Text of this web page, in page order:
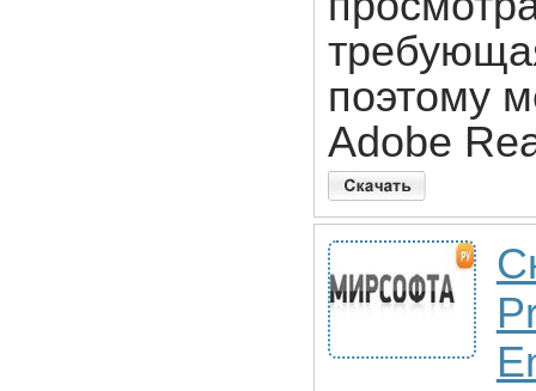
поэтому
Adobe